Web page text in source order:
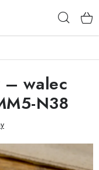
– walec
N38